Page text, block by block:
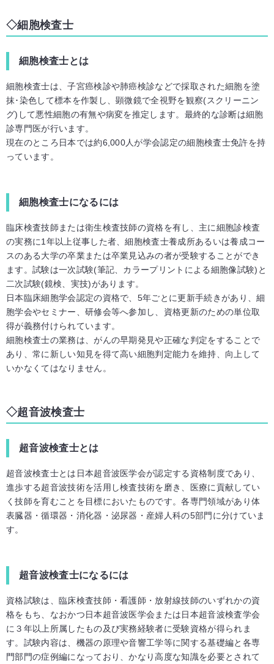
細胞検査士
細胞検査士とは
細胞検査士は、子宮癌検診や肺癌検診などで採取された細胞を塗
抹･染色して標本を作製し、顕微鏡で全視野を観察(スクリーニン
グ)して悪性細胞の有無や病変を推定します。最終的な診断は細胞
診専門医が行います。
現在のところ日本では約6,000人が学会認定の細胞検査士免許を持
っています。
細胞検査士になるには
臨床検査技師または衛生検査技師の資格を有し、主に細胞診検査
の実務に1年以上従事した者、細胞検査士養成所あるいは養成コー
スのある大学の卒業または卒業見込みの者が受験することができ
ます。試験は一次試験(筆記、カラープリントによる細胞像試験)と
二次試験(鏡検、実技)があります。
日本臨床細胞学会認定の資格で、5年ごとに更新手続きがあり、細
胞学会やセミナー、研修会等へ参加し、資格更新のための単位取
得が義務付けられています。
細胞検査士の業務は、がんの早期発見や正確な判定をすることで
あり、常に新しい知見を得て高い細胞判定能力を維持、向上して
いかなくてはなりません。
超音波検査士
超音波検査士とは
超音波検査士とは日本超音波医学会が認定する資格制度であり、
進歩する超音波技術を活用し検査技術を磨き、医療に貢献してい
く技師を育むことを目標においたものです。各専門領域があり体
表臓器・循環器・消化器・泌尿器・産婦人科の5部門に分けていま
す。
超音波検査士になるには
資格試験は、臨床検査技師・看護師・放射線技師のいずれかの資
格をもち、なおかつ日本超音波医学会または日本超音波検査学会
に３年以上所属したもの及び実務経験者に受験資格が得られま
す。試験内容は、機器の原理や音響工学等に関する基礎編と各専
門部門の症例編になっており、かなり高度な知識を必要とされて